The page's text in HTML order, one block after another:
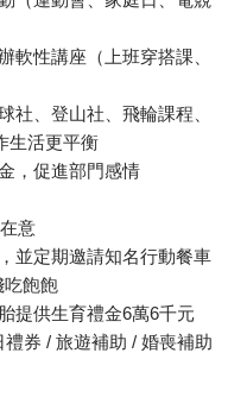
軟性講座（上班穿搭課、
社、登山社、飛輪課程、
生活更平衡
，促進部門感情
意
並定期邀請知名行動餐車
吃飽飽
提供生育禮金6萬6千元
券 / 旅遊補助 / 婚喪補助